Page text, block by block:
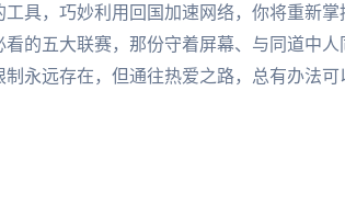
工具，巧妙利用回国加速网络，你将重新
看的五大联赛，那份守着屏幕、与同道中
永远存在，但通往热爱之路，总有办法可